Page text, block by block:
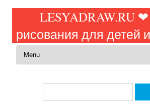
LESYADRAW.RU
рисования для детей
Перейти к содержимому